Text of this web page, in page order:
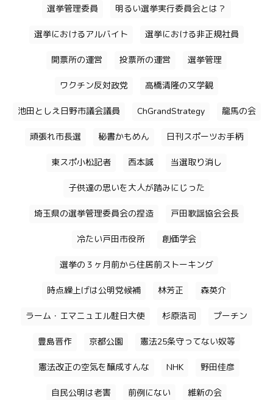
選挙管理委員 明るい選挙実行委員会とは？
選挙におけるアルバイト 選挙における非正規社員
開票所の運営 投票所の運営 選挙管理
ワクチン反対政党 高橋清隆の文学観
池田としえ日野市議会議員 ChGrandStrategy 龍馬の会
頑張れ市長選 秘書かもめん 日刊スポーツお手柄
東スポ小松記者 西本誠 当選取り消し
子供達の思いを大人が踏みにじった
埼玉県の選挙管理委員会の捏造 戸田歌謡協会会長
冷たい戸田市役所 創価学会
選挙の３ヶ月前から住居前ストーキング
時点繰上げは公明党候補 林芳正 森英介
ラーム・エマニュエル駐日大使 杉原浩司 プーチン
豊島晋作 京都公園 憲法25条守ってない奴等
憲法改正の空気を醸成すんな NHK 野田佳彦
自民公明は老害 前例にない 維新の会